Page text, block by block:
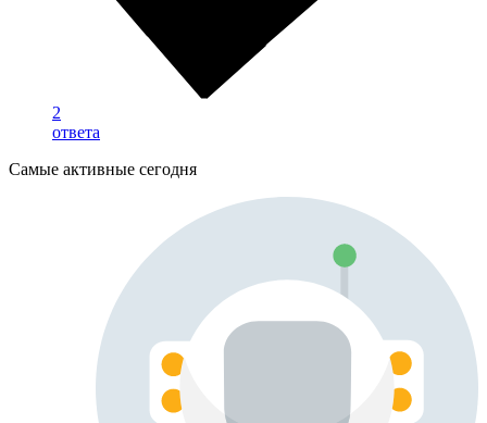
2
ответа
Самые активные сегодня